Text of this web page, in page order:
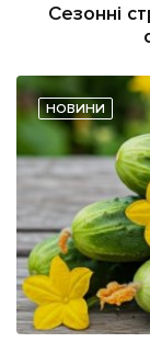
Сезонні
НОВИНИ